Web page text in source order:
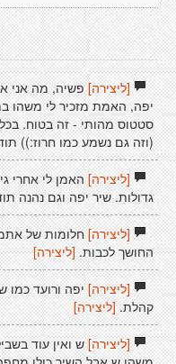
[ליצירה]
(וזה גם נשמע כמו חרוז:))
[ליצירה]האמן לי אחרי
גדולות. שיר יפה וגם נהנה
[ליצירה]חלומות של
החושך לכבות.[ליצירה]
[ליצירה]יפה ורועד כמו
קהלת.[ליצירה]
[ליצירה]ש ואין עוד